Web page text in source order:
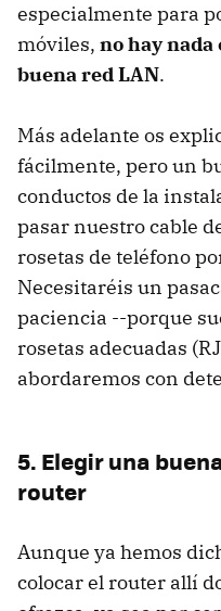
especialmente para
móviles, no hay
buena red LAN.
Más adelante os
fácilmente, pero un
conductos de la
pasar nuestro cable
rosetas de teléfono
Necesitaréis un
paciencia --porque
rosetas adecuadas
abordaremos con
5. Elegir una
router
Aunque ya hemos
colocar el router allí